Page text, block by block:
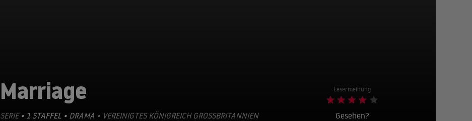
Marriage
SERIE • 1 STAFFEL • DRAMA • VEREINIGTES KÖNIGREICH GROSSBRITANNIEN U
Lesermeinung
Gesehen?